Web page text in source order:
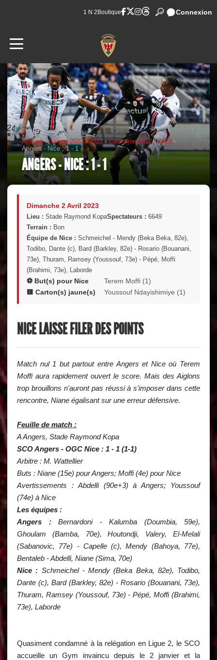
1 N 2 Boutique Connexion
Accueil›Saison 2022 / 2023›Calendrier 2022 / 2023 ›
Angers - Nice : 1 - 1
ANGERS - NICE : 1 - 1
Dimanche 2 Avril 2023
Lieu : Stade Raymond KopaSpectateurs : 6649
Terrain : Bon
Équipe de Nice : Schmeichel - Mendy (Beka Beka, 82e),
Todibo, Dante (c), Bard (Barkley, 82e) - Rosario (Bouanani,
73e), Thuram, Ramsey (Youssouf, 73e) - Pépé, Moffi
(Brahimi, 73e), Laborde
⚽ But(s) pour Nice
Terem Moffi (1)
🟨 Carton(s) jaune(s)
Youssouf Ndayishimiye (1)
NICE LAISSE FILER DES POINTS
Match nul 1 but partout entre Angers et Nice où Terem
Moffi aura rapidement ouvert le score. Mais des Aiglons
trop brouillons n'auront pas réussi à s'imposer dans cette
rencontre, Niane égalisant sur une erreur défensive.
Feuille de match :
A Angers, Stade Raymond Kopa
SCO Angers - OGC Nice : 1 - 1 (1-1)
Arbitre : M. Wattellier
Buts : Niane (15e) pour Angers; Moffi (4e) pour Nice
Avertissements : Abdelli (90e+3) à Angers; Youssouf
(74e) à Nice
Les équipes :
Angers :Bernardoni - Kalumba (Doumbia, 59e),
Ghoulam (Bamba, 70e), Houtondji, Valery, El-Melali
(Sabanovic, 77e) - Capelle (c), Mendy (Bahoya, 77e),
Bentaleb - Abdelli, Niane (Sima, 70e)
Nice : Schmeichel - Mendy (Beka Beka, 82e), Todibo,
Dante (c), Bard (Barkley, 82e) - Rosario (Bouanani, 73e),
Thuram, Ramsey (Youssouf, 73e) - Pépé, Moffi (Brahimi,
73e), Laborde
Quasiment condamné à la relégation en Ligue 2, le SCO
accueille un Gym invaincu depuis le 2 janvier et la